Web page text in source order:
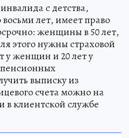
с детства,
лет, имеет право
женщины в 50 лет,
этого нужны страховой
у женщин и 20 лет у
выписку из
счета можно на
в клиентской службе